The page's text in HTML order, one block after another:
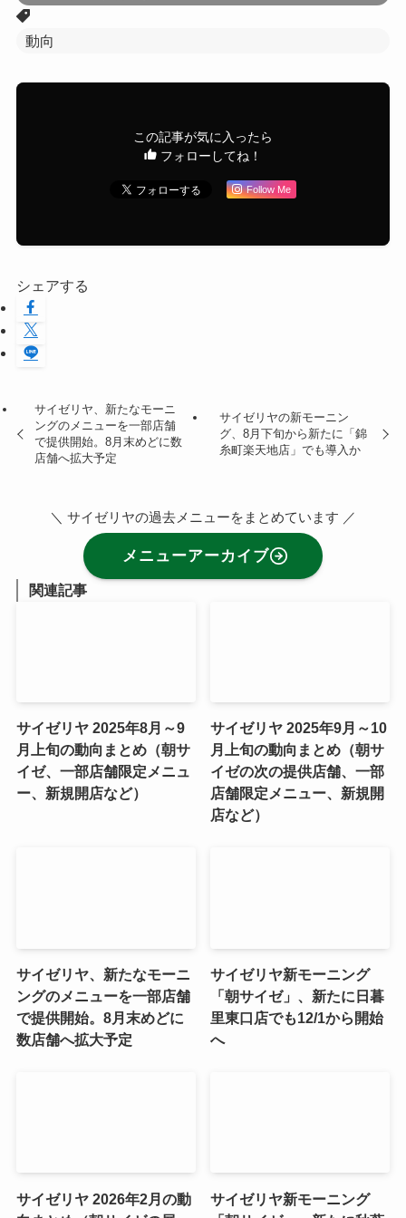
動向
この記事が気に入ったら
フォローしてね！
Follow Me
シェアする
サイゼリヤ、新たなモーニ
ングのメニューを一部店舗
で提供開始。8月末めどに数
店舗へ拡大予定
サイゼリヤの新モーニン
グ、8月下旬から新たに「錦
糸町楽天地店」でも導入か
＼ サイゼリヤの過去メニューをまとめています ／
メニューアーカイブ
関連記事
サイゼリヤ 2025年8月～9
月上旬の動向まとめ（朝サ
イゼ、一部店舗限定メニュ
ー、新規開店など）
サイゼリヤ 2025年9月～10
月上旬の動向まとめ（朝サ
イゼの次の提供店舗、一部
店舗限定メニュー、新規開
店など）
サイゼリヤ、新たなモーニ
ングのメニューを一部店舗
で提供開始。8月末めどに
数店舗へ拡大予定
サイゼリヤ新モーニング
「朝サイゼ」、新たに日暮
里東口店でも12/1から開始
へ
サイゼリヤ 2026年2月の動
サイゼリヤ新モーニング